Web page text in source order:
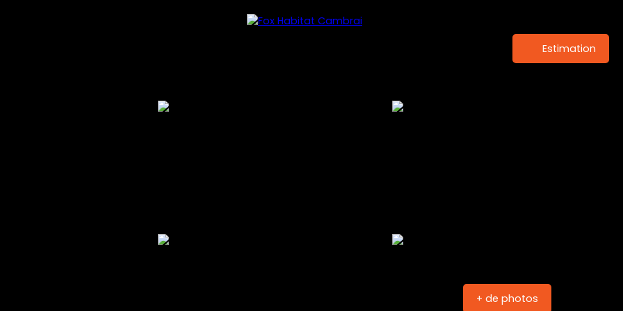
Estimation
+ de photos